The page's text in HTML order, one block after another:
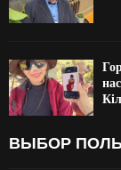
ВЫБОР